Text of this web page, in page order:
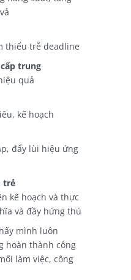
thiểu trễ deadline
trung
quả
kế hoạch
đẩy lùi hiệu ứng
trẻ
kế hoạch và thực
và đầy hứng thú
mình luôn
hoàn thành công
làm việc, công